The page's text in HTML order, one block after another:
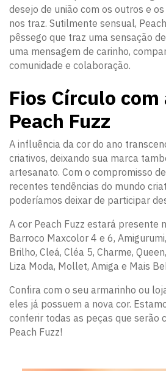
desejo de união com os outros e
nos traz. Sutilmente sensual,
pêssego que traz uma sensação
uma mensagem de carinho,
comunidade e colaboração.
Fios Círculo com
Peach Fuzz
A influência da cor do ano
criativos, deixando sua marca
artesanato. Com o compromisso
recentes tendências do mundo
poderíamos deixar de participar
A cor Peach Fuzz estará presente
Barroco Maxcolor 4 e 6,
Brilho, Cleá, Cléa 5, Charme,
Liza Moda, Mollet, Amiga e Mais
Confira com o seu armarinho ou
eles já possuem a nova cor.
conferir todas as peças que serão
Peach Fuzz!